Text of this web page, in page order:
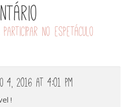
participar no espetáculo
4, 2016 at 4:01 pm
!